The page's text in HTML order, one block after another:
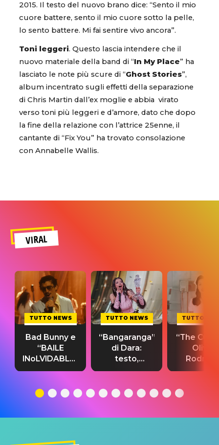
2015. Il testo del nuovo brano dice: “Sento il mio
cuore battere, sento il mio cuore sotto la pelle,
lo sento battere. Mi fai sentire vivo ancora”.
Toni leggeri. Questo lascia intendere che il
nuovo materiale della band di “In My Place” ha
lasciato le note più scure di “Ghost Stories”,
album incentrato sugli effetti della separazione
di Chris Martin dall’ex moglie e abbia virato
verso toni più leggeri e d’amore, dato che dopo
la fine della relazione con l’attrice 25enne, il
cantante di “Fix You” ha trovato consolazione
con Annabelle Wallis.
VIRAL
TUTTO NEWS
Bad Bunny e
“BAILE
INoLVIDABLE”:
testo,
significato
TUTTO NEWS
“Bangaranga”
di Dara:
testo,
traduzione e
del singolo
TUTTO
“The
Olivia
testo,